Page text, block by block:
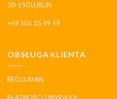
20-150 LUBLIN
+48 505 35 49 49
OBSŁUGA KLIENTA
REGULAMIN